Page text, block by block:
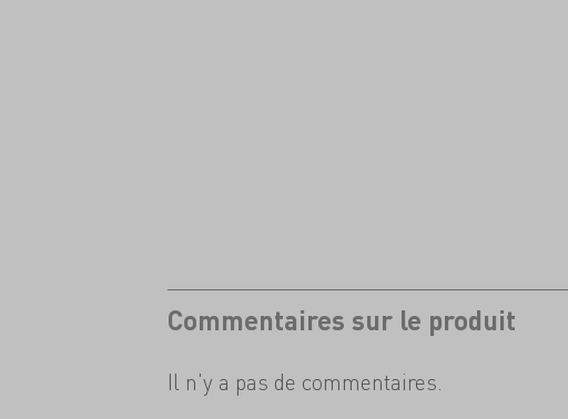
Commentaires sur le produit
Il n'y a pas de commentaires.